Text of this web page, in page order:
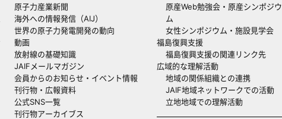
原子力産業新聞
海外への情報発信（AIJ）
世界の原子力発電開発の動向
動画
放射線の基礎知識
JAIFメールマガジン
会員からのお知らせ・イベント情報
刊行物・広報資料
公式SNS一覧
刊行物アーカイブス
原産Web勉強会・原産シンポジウ
ム
女性シンポジウム・施設見学会
福島復興支援
福島復興支援の関連リンク先
広域的な理解活動
地域の関係組織との連携
JAIF地域ネットワークでの活動
立地地域での理解活動